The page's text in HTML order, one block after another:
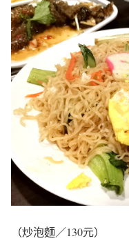
（炒泡麵／130元）